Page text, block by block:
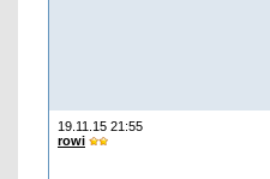
19.11.15 21:55
rowi